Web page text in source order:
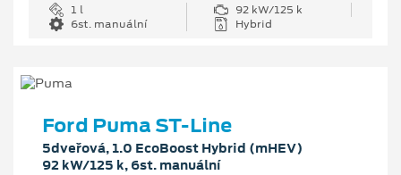
1 l
92 kW/125 k
6st. manuální
Hybrid
Ford Puma ST-Line
5dveřová, 1.0 EcoBoost Hybrid (mHEV)
92 kW/125 k, 6st. manuální